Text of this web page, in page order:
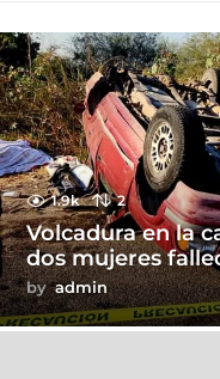
1.9k 2
Volcadura en la
dos mujeres
by admin